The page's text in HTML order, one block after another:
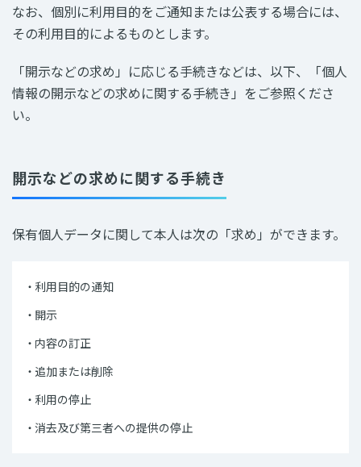
なお、個別に利用目的をご通知または公表する場合には、
その利用目的によるものとします。
「開示などの求め」に応じる手続きなどは、以下、「個人
情報の開示などの求めに関する手続き」をご参照くださ
い。
開示などの求めに関する手続き
保有個人データに関して本人は次の「求め」ができます。
利用目的の通知
開示
内容の訂正
追加または削除
利用の停止
消去及び第三者への提供の停止